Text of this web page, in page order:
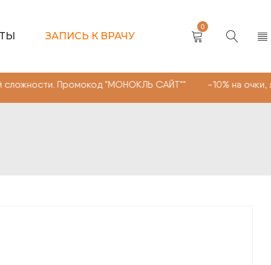
ЗАПИСЬ К ВРАЧУ
0
"МОНОКЛЬ САЙТ"" -10% на очки,